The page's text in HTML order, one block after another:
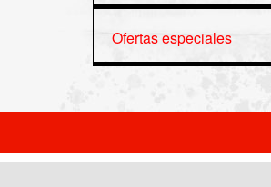
Ofertas especiales